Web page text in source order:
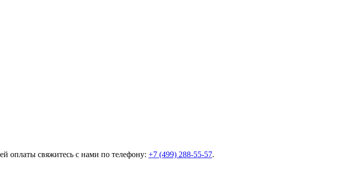
оплаты свяжитесь с нами по телефону: +7 (499) 288-55-57.